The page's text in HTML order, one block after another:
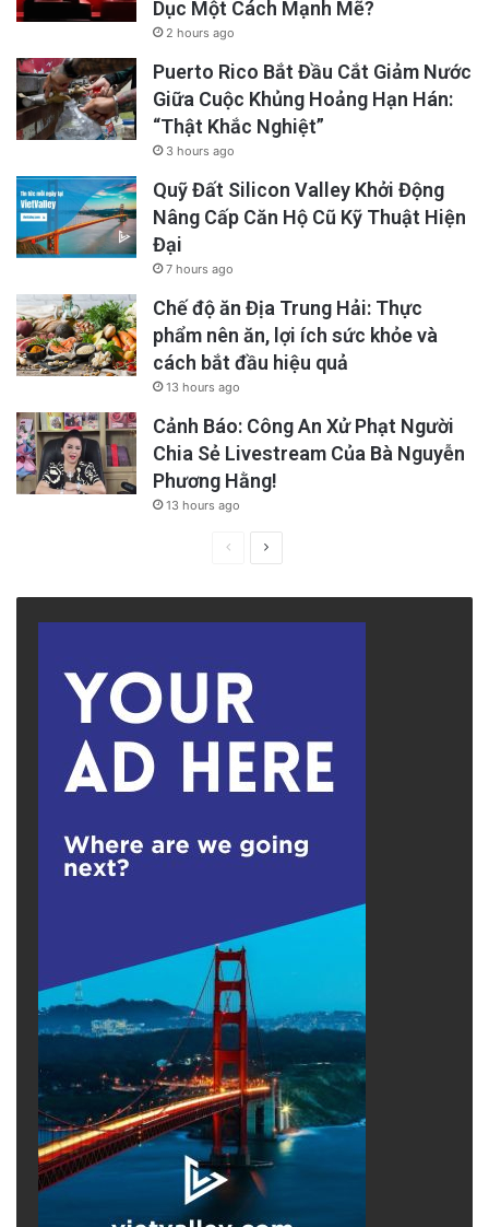
Dục Một Cách Mạnh Mẽ?
2 hours ago
Puerto Rico Bắt Đầu Cắt Giảm Nước
Giữa Cuộc Khủng Hoảng Hạn Hán:
“Thật Khắc Nghiệt”
3 hours ago
Quỹ Đất Silicon Valley Khởi Động
Nâng Cấp Căn Hộ Cũ Kỹ Thuật Hiện
Đại
7 hours ago
Chế độ ăn Địa Trung Hải: Thực
phẩm nên ăn, lợi ích sức khỏe và
cách bắt đầu hiệu quả
13 hours ago
Cảnh Báo: Công An Xử Phạt Người
Chia Sẻ Livestream Của Bà Nguyễn
Phương Hằng!
13 hours ago
PreviousNext